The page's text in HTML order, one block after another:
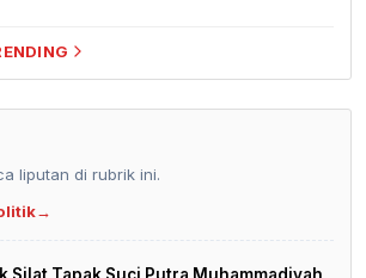
liputan di rubrik ini.
→
Silat Tapak Suci Putra Muhammadiyah